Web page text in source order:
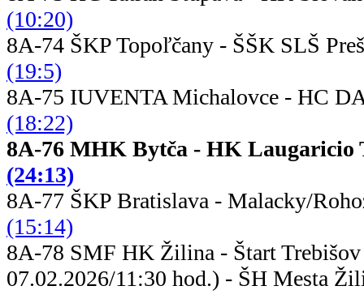
(10:20)
8A-74 ŠKP Topoľčany - ŠŠK
(19:5)
8A-75 IUVENTA Michalovce - HC
(18:22)
8A-76 MHK Bytča - HK
(24:13)
8A-77 ŠKP Bratislava -
(15:14)
8A-78 SMF HK Žilina -
07.02.2026/11:30 hod.) - ŠH Mesta